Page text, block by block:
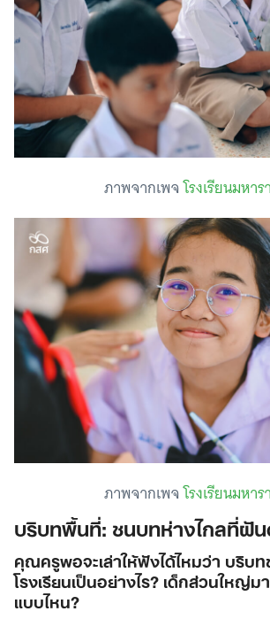
ภาพจากเพจโรงเรียนมหา
ภาพจากเพจโรงเรียนมหา
บริบทพื้นที่: ชนบทห่างไกลที่ฝั
คุณครูพอจะเล่าให้ฟังได้ไหมว่า บริบ
โรงเรียนเป็นอย่างไร? เด็กส่วนใหญ่
แบบไหน?